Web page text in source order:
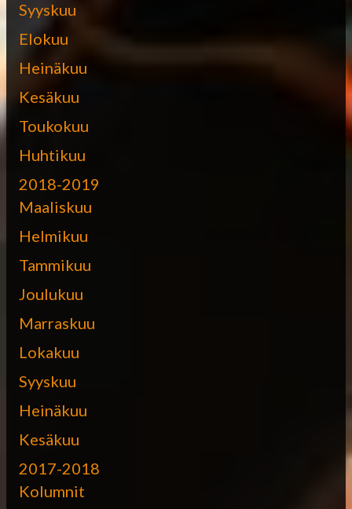
Syyskuu
Elokuu
Heinäkuu
Kesäkuu
Toukokuu
Huhtikuu
2018-2019
Maaliskuu
Helmikuu
Tammikuu
Joulukuu
Marraskuu
Lokakuu
Syyskuu
Heinäkuu
Kesäkuu
2017-2018
Kolumnit